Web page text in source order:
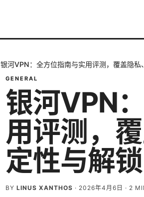
银河VPN：全方位指南与实用评测，覆盖隐私
GENERAL
银河VPN
用评测，
定性与解锁
BY LINUS XANTHOS · 2026年4月6日 · 2